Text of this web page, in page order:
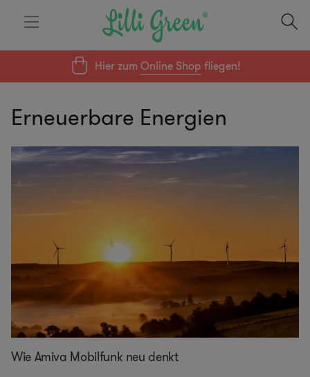
Hier zumOnline Shop fliegen!
Erneuerbare Energien
Wie Amiva Mobilfunk neu denkt